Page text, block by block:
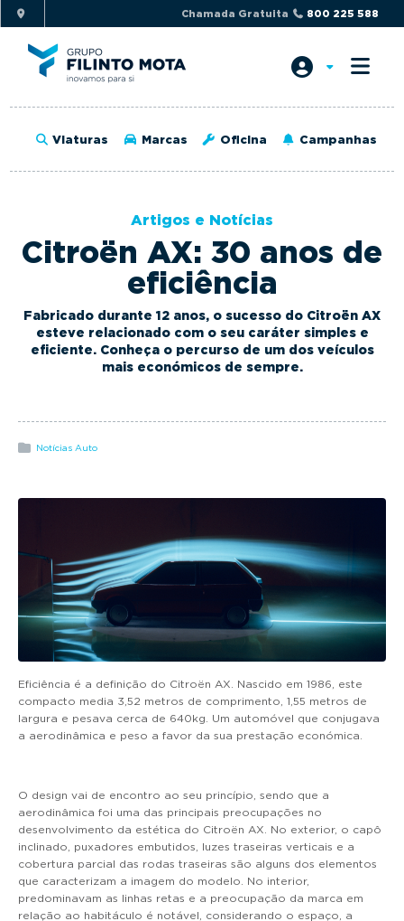
i
p
t
o
r
a
n
a
i
p
t
o
a
c
t
e
Chamada Gratuita 800 225 588
Viaturas Marcas Oficina Campanhas
Citroën AX: 30 anos de
eficiência
Fabricado durante 12 anos, o sucesso do Citroën AX
esteve relacionado com o seu caráter simples e
eficiente. Conheça o percurso de um dos veículos
mais económicos de sempre.
Artigos e Notícias
Notícias Auto
Eficiência é a definição do Citroën AX. Nascido em 1986, este
compacto media 3,52 metros de comprimento, 1,55 metros de
largura e pesava cerca de 640kg. Um automóvel que conjugava
a aerodinâmica e peso a favor da sua prestação económica.
O design vai de encontro ao seu princípio, sendo que a
aerodinâmica foi uma das principais preocupações no
desenvolvimento da estética do Citroën AX. No exterior, o capô
inclinado, puxadores embutidos, luzes traseiras verticais e a
cobertura parcial das rodas traseiras são alguns dos elementos
que caracterizam a imagem do modelo. No interior,
predominavam as linhas retas e a preocupação da marca em
relação ao habitáculo é notável, considerando o espaço, a